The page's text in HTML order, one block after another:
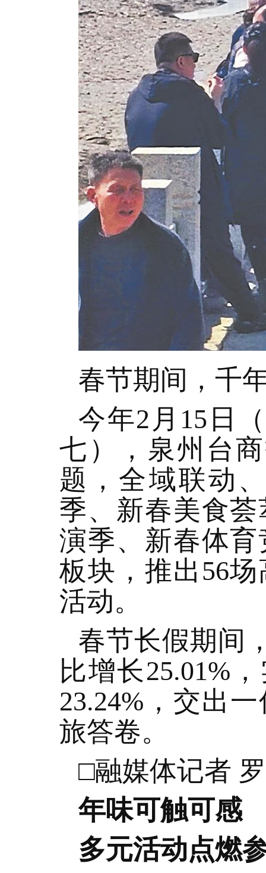
春节期间，千
今年2月15日
七），泉州台
题，全域联动
季、新春美食
演季、新春体
板块，推出56
活动。
春节长假期间
比增长25.01%
23.24%，交出
旅答卷。
□融媒体记者
年味可触可感
多元活动点燃